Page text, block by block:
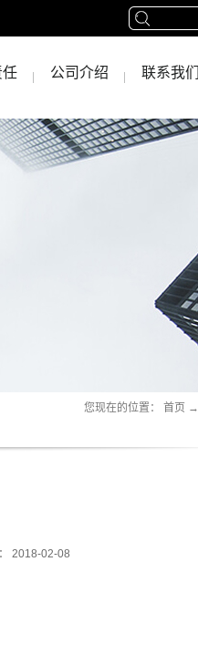
任 公司介绍 联系我们
您现在的位置： 首页 →
2018-02-08